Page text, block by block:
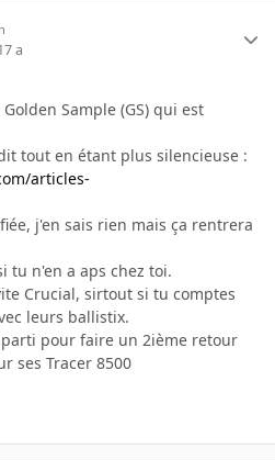
a
Sample (GS) qui est
tout en étant plus silencieuse :
articles-
j'en sais rien mais ça rentrera
tu n'en a aps chez toi.
Crucial, sirtout si tu comptes
leurs ballistix.
pour faire un 2ième retour
ses Tracer 8500